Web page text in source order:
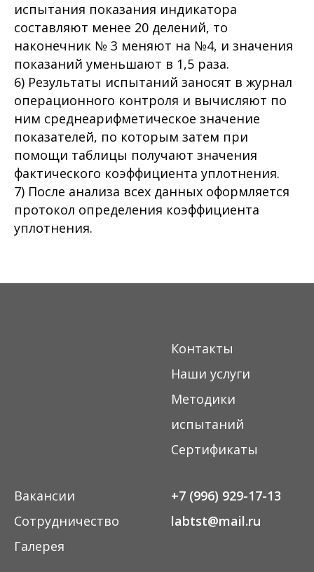
испытания показания индикатора
составляют менее 20 делений, то
наконечник № 3 меняют на №4, и значения
показаний уменьшают в 1,5 раза.
6) Результаты испытаний заносят в журнал
операционного контроля и вычисляют по
ним среднеарифметическое значение
показателей, по которым затем при
помощи таблицы получают значения
фактического коэффициента уплотнения.
7) После анализа всех данных оформляется
протокол определения коэффициента
уплотнения.
Контакты
Наши услуги
Методики
испытаний
Сертификаты
Вакансии
Сотрудничество
Галерея
+7 (996) 929-17-13
labtst@mail.ru